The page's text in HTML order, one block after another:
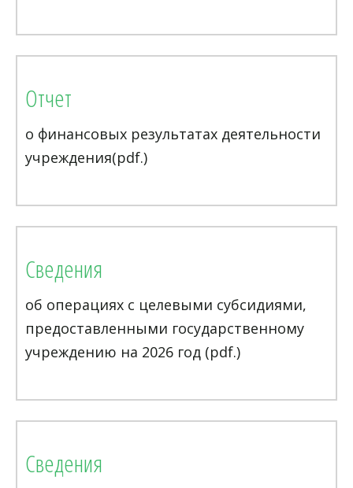
Отчет
о финансовых результатах деятельности
учреждения(pdf.)
Сведения
об операциях с целевыми субсидиями,
предоставленными государственному
учреждению на 2026 год (pdf.)
Сведения